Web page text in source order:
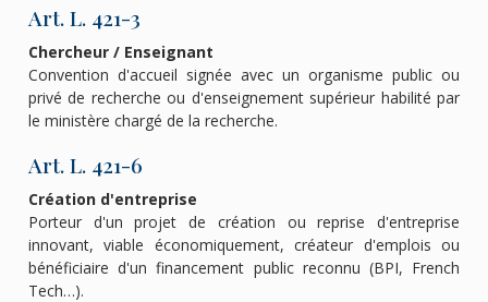
Art. L. 421-3
Chercheur / Enseignant
Convention d'accueil signée avec un organisme public ou
privé de recherche ou d'enseignement supérieur habilité par
le ministère chargé de la recherche.
Art. L. 421-6
Création d'entreprise
Porteur d'un projet de création ou reprise d'entreprise
innovant, viable économiquement, créateur d'emplois ou
bénéficiaire d'un financement public reconnu (BPI, French
Tech…).